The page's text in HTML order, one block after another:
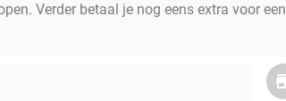
Verder betaal je nog eens extra voor een